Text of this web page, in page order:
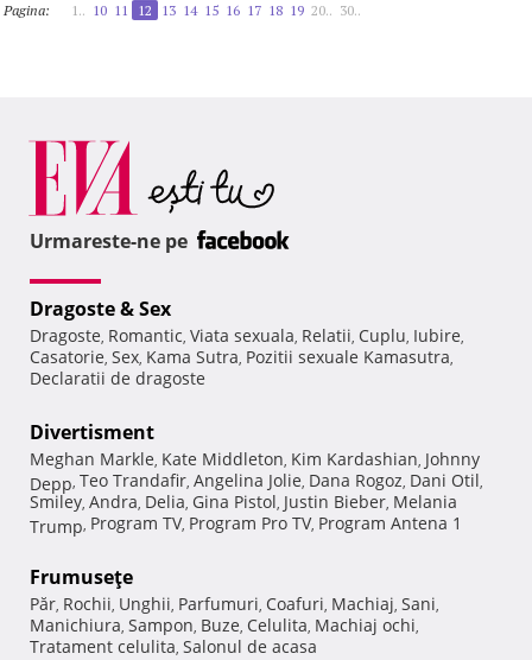
Pagina: 1.. 10 11 12 13 14 15 16 17 18 19 20.. 30..
Urmareste-ne pe
Dragoste & Sex
Dragoste, Romantic, Viata sexuala, Relatii, Cuplu, Iubire,
Casatorie, Sex, Kama Sutra, Pozitii sexuale Kamasutra,
Declaratii de dragoste
Divertisment
Meghan Markle, Kate Middleton, Kim Kardashian, Johnny
Depp, Teo Trandafir, Angelina Jolie, Dana Rogoz, Dani Otil,
Smiley, Andra, Delia, Gina Pistol, Justin Bieber, Melania
Trump, Program TV, Program Pro TV, Program Antena 1
Frumuseţe
Păr, Rochii, Unghii, Parfumuri, Coafuri, Machiaj, Sani,
Manichiura, Sampon, Buze, Celulita, Machiaj ochi,
Tratament celulita, Salonul de acasa